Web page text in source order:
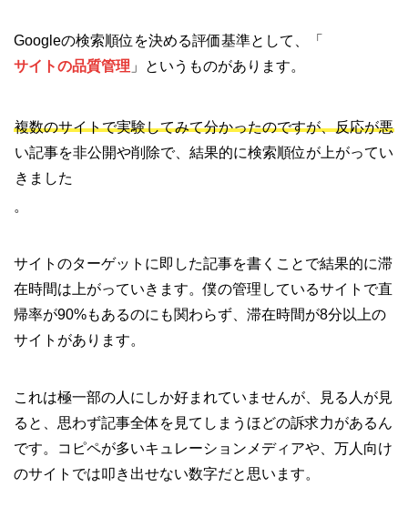
Googleの検索順位を決める評価基準として、「
サイトの品質管理 」というものがあります。
複数のサイトで実験してみて分かったのですが、反応が悪
い記事を非公開や削除で、結果的に検索順位が上がってい
きました
。
サイトのターゲットに即した記事を書くことで結果的に滞
在時間は上がっていきます。僕の管理しているサイトで直
帰率が90%もあるのにも関わらず、滞在時間が8分以上の
サイトがあります。
これは極一部の人にしか好まれていませんが、見る人が見
ると、思わず記事全体を見てしまうほどの訴求力があるん
です。コピペが多いキュレーションメディアや、万人向け
のサイトでは叩き出せない数字だと思います。